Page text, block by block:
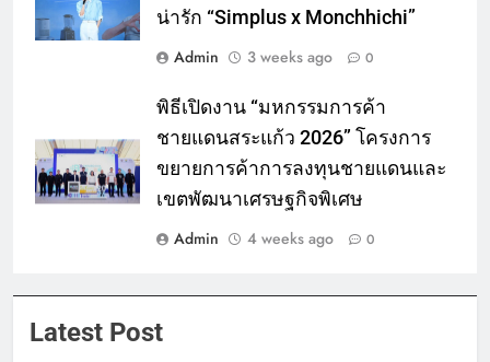
น่ารัก “Simplus x Monchhichi”
Admin
3 weeks ago 0
พิธีเปิดงาน “มหกรรมการค้า
ชายแดนสระแก้ว 2026” โครงการ
ขยายการค้าการลงทุนชายแดนและ
เขตพัฒนาเศรษฐกิจพิเศษ
Admin
4 weeks ago 0
Latest Post